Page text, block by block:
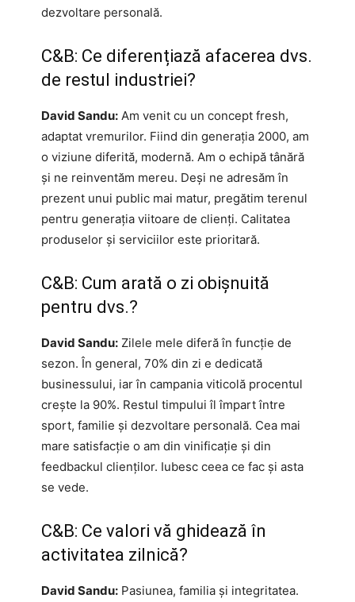
dezvoltare personală.
C&B: Ce diferențiază afacerea dvs.
de restul industriei?
David Sandu: Am venit cu un concept fresh,
adaptat vremurilor. Fiind din generația 2000, am
o viziune diferită, modernă. Am o echipă tânără
și ne reinventăm mereu. Deși ne adresăm în
prezent unui public mai matur, pregătim terenul
pentru generația viitoare de clienți. Calitatea
produselor și serviciilor este prioritară.
C&B: Cum arată o zi obișnuită
pentru dvs.?
David Sandu: Zilele mele diferă în funcție de
sezon. În general, 70% din zi e dedicată
businessului, iar în campania viticolă procentul
crește la 90%. Restul timpului îl împart între
sport, familie și dezvoltare personală. Cea mai
mare satisfacție o am din vinificație și din
feedbackul clienților. Iubesc ceea ce fac și asta
se vede.
C&B: Ce valori vă ghidează în
activitatea zilnică?
David Sandu: Pasiunea, familia și integritatea.